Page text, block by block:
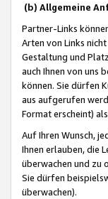
(b) Allgemeine
Partner-Links
Arten von Links
Gestaltung und
auch Ihnen von uns
können. Sie dürfen
aus aufgerufen
Format erscheint)
Auf Ihren Wunsch,
Ihnen erlauben, die
überwachen und zu
Sie dürfen
überwachen).